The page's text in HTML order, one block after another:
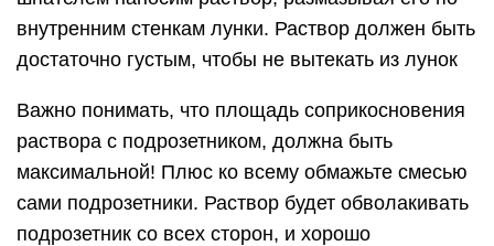
внутренним стенкам лунки. Раствор должен быть
достаточно густым, чтобы не вытекать из лунок
Важно понимать, что площадь соприкосновения
раствора с подрозетником, должна быть
максимальной! Плюс ко всему обмажьте смесью
сами подрозетники. Раствор будет обволакивать
подрозетник со всех сторон, и хорошо